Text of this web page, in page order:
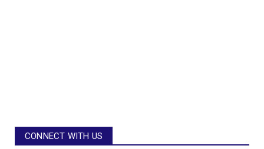
CONNECT WITH US